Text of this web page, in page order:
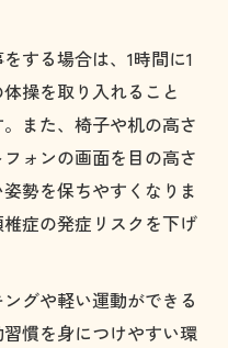
する場合は、1時間に1
操を取り入れること
また、椅子や机の高さ
ォンの画面を目の高さ
勢を保ちやすくなりま
症の発症リスクを下げ
グや軽い運動ができる
慣を身につけやすい環